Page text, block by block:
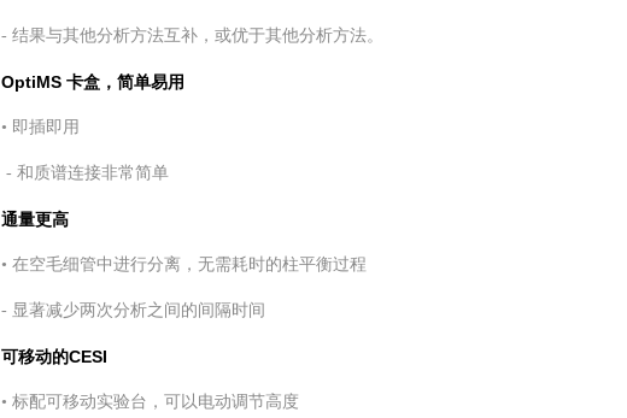
- 结果与其他分析方法互补，或优于其他分析方法。
OptiMS 卡盒，简单易用
• 即插即用
- 和质谱连接非常简单
通量更高
• 在空毛细管中进行分离，无需耗时的柱平衡过程
- 显著减少两次分析之间的间隔时间
可移动的CESI
• 标配可移动实验台，可以电动调节高度